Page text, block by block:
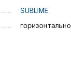
SUBLIME
горизонтально